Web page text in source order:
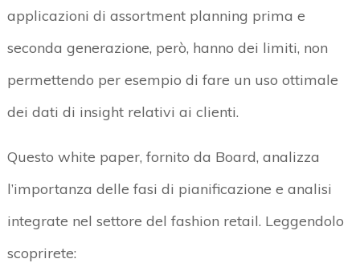
applicazioni di assortment planning prima e
seconda generazione, però, hanno dei limiti, non
permettendo per esempio di fare un uso ottimale
dei dati di insight relativi ai clienti.
Questo white paper, fornito da Board, analizza
l’importanza delle fasi di pianificazione e analisi
integrate nel settore del fashion retail. Leggendolo
scoprirete: